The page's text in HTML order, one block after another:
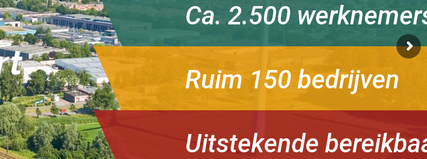
Ca. 2.500
Ruim 150 bedrijven
Uitstekende